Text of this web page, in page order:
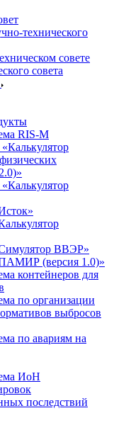
технического
совете
совета
RIS-M
ВВЭР»
(версия 1.0)»
контейнеров для
по организации
выбросов
по авариям на
ИоН
последствий